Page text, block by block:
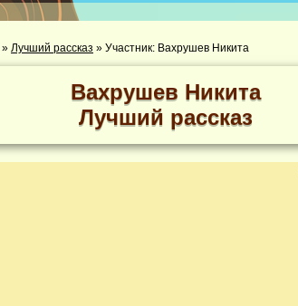
» Лучший рассказ » Участник: Вахрушев Никита
Вахрушев Никита
Лучший рассказ